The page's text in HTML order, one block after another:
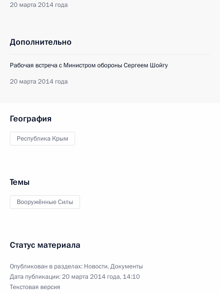
20 марта 2014 года
Дополнительно
Рабочая встреча с Министром обороны Сергеем Шойгу
20 марта 2014 года
География
Республика Крым
Темы
Вооружённые Силы
Статус материала
Опубликован в разделах: Новости,Документы
Дата публикации:20 марта 2014 года, 14:10
Текстовая версия